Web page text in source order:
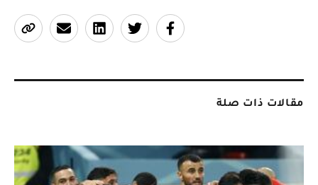
مقالات ذات صلة